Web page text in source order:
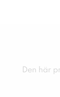
Den här